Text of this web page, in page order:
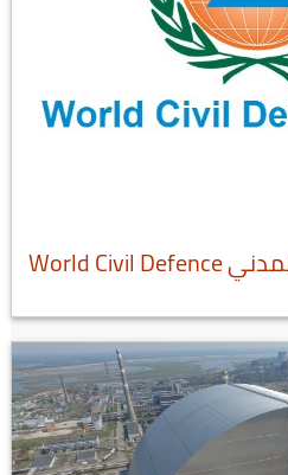
اليوم العالمي للدفاع المدني World Civil Defence